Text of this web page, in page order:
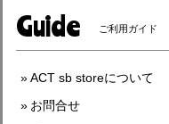
Guide ご利用ガイド
ACT sb storeについて
お問合せ